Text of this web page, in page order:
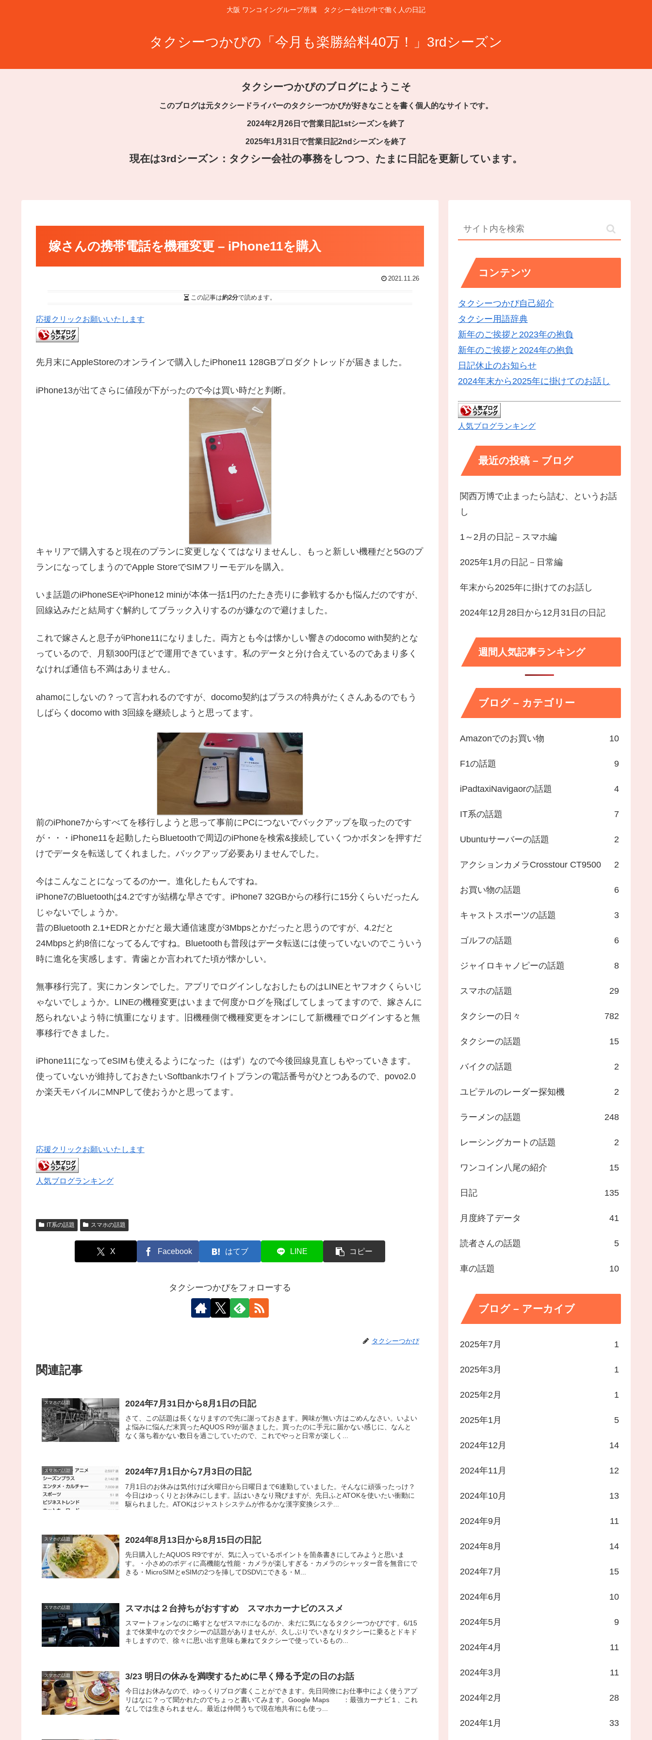
大阪 ワンコイングループ所属 タクシー会社の中で働く人の日記
タクシーつかぴの「今月も楽勝給料40万！」3rdシーズン
タクシーつかぴのブログにようこそ
このブログは元タクシードライバーのタクシーつかぴが好きなことを書く個人的なサイトです。
2024年2月26日で営業日記1stシーズンを終了
2025年1月31日で営業日記2ndシーズンを終了
現在は3rdシーズン：タクシー会社の事務をしつつ、たまに日記を更新しています。
嫁さんの携帯電話を機種変更 – iPhone11を購入
2021.11.26
この記事は約2分で読めます。
応援クリックお願いいたします
先月末にAppleStoreのオンラインで購入したiPhone11 128GBプロダクトレッドが届きました。
iPhone13が出てさらに値段が下がったので今は買い時だと判断。
キャリアで購入すると現在のプランに変更しなくてはなりませんし、もっと新しい機種だと5Gのプ
ランになってしまうのでApple StoreでSIMフリーモデルを購入。
いま話題のiPhoneSEやiPhone12 miniが本体一括1円のたたき売りに参戦するかも悩んだのですが、
回線込みだと結局すぐ解約してブラック入りするのが嫌なので避けました。
これで嫁さんと息子がiPhone11になりました。両方とも今は懐かしい響きのdocomo with契約とな
っているので、月額300円ほどで運用できています。私のデータと分け合えているのであまり多く
なければ通信も不満はありません。
ahamoにしないの？って言われるのですが、docomo契約はプラスの特典がたくさんあるのでもう
しばらくdocomo with 3回線を継続しようと思ってます。
前のiPhone7からすべてを移行しようと思って事前にPCにつないでバックアップを取ったのです
が・・・iPhone11を起動したらBluetoothで周辺のiPhoneを検索&接続していくつかボタンを押すだ
けでデータを転送してくれました。バックアップ必要ありませんでした。
今はこんなことになってるのかー。進化したもんですね。
iPhone7のBluetoothは4.2ですが結構な早さです。iPhone7 32GBからの移行に15分くらいだったん
じゃないでしょうか。
昔のBluetooth 2.1+EDRとかだと最大通信速度が3Mbpsとかだったと思うのですが、4.2だと
24Mbpsと約8倍になってるんですね。Bluetoothも普段はデータ転送には使っていないのでこういう
時に進化を実感します。青歯とか言われてた頃が懐かしい。
無事移行完了。実にカンタンでした。アプリでログインしなおしたものはLINEとヤフオクくらいじ
ゃないでしょうか。LINEの機種変更はいままで何度かログを飛ばしてしまってますので、嫁さんに
怒られないよう特に慎重になります。旧機種側で機種変更をオンにして新機種でログインすると無
事移行できました。
iPhone11になってeSIMも使えるようになった（はず）なので今後回線見直しもやっていきます。
使っていないが維持しておきたいSoftbankホワイトプランの電話番号がひとつあるので、povo2.0
か楽天モバイルにMNPして使おうかと思ってます。
応援クリックお願いいたします
人気ブログランキング
IT系の話題 スマホの話題
X Facebook はてブ LINE コピー
タクシーつかぴをフォローする
タクシーつかぴ
関連記事
スマホの話題 2024年7月31日から8月1日の日記
さて、この話題は長くなりますので先に謝っておきます。興味が無い方はごめんなさい。いよい
よ悩みに悩んだ末買ったAQUOS R9が届きました。買ったのに手元に届かない感じに、なんと
なく落ち着かない数日を過ごしていたので、これでやっと日常が楽しく...
スマホの話題 2024年7月1日から7月3日の日記
7月1日のお休みは気付けば火曜日から日曜日まで6連勤していました。そんなに頑張ったっけ？
今日はゆっくりとお休みにします。話はいきなり飛びますが、先日ふとATOKを使いたい衝動に
駆られました。ATOKはジャストシステムが作るかな漢字変換システ...
スマホの話題 2024年8月13日から8月15日の日記
先日購入したAQUOS R9ですが、気に入っているポイントを箇条書きにしてみようと思いま
す。・小さめのボディに高機能な性能・カメラが楽しすぎる・カメラのシャッター音を無音にで
きる・MicroSIMとeSIMの2つを挿してDSDVにできる・M...
スマホの話題 スマホは２台持ちがおすすめ スマホカーナビのススメ
スマートフォンなのに略すとなぜスマホになるのか、未だに気になるタクシーつかぴです。6/15
まで休業中なのでタクシーの話題がありませんが、久しぶりでいきなりタクシーに乗るとドキド
キしますので、徐々に思い出す意味も兼ねてタクシーで使っているもの...
スマホの話題 3/23 明日の休みを満喫するために早く帰る予定の日のお話
今日はお休みなので、ゆっくりブログ書くことができます。先日同僚にお仕事中によく使うアプ
リはなに？って聞かれたのでちょっと書いてみます。Google Maps ：最強カーナビ１、これ
なしでは生きられません。最近は仲間うちで現在地共有にも使っ...
コンテンツ
タクシーつかぴ自己紹介
タクシー用語辞典
新年のご挨拶と2023年の抱負
新年のご挨拶と2024年の抱負
日記休止のお知らせ
2024年末から2025年に掛けてのお話し
人気ブログランキング
最近の投稿 – ブログ
関西万博で止まったら詰む、というお話
し
1～2月の日記－スマホ編
2025年1月の日記－日常編
年末から2025年に掛けてのお話し
2024年12月28日から12月31日の日記
週間人気記事ランキング
ブログ – カテゴリー
Amazonでのお買い物 10
F1の話題 9
iPadtaxiNavigaorの話題 4
IT系の話題 7
Ubuntuサーバーの話題 2
アクションカメラCrosstour CT9500 2
お買い物の話題 6
キャストスポーツの話題 3
ゴルフの話題 6
ジャイロキャノピーの話題 8
スマホの話題 29
タクシーの日々 782
タクシーの話題 15
バイクの話題 2
ユピテルのレーダー探知機 2
ラーメンの話題 248
レーシングカートの話題 2
ワンコイン八尾の紹介 15
日記 135
月度終了データ 41
読者さんの話題 5
車の話題 10
ブログ – アーカイブ
2025年7月 1
2025年3月 1
2025年2月 1
2025年1月 5
2024年12月 14
2024年11月 12
2024年10月 13
2024年9月 11
2024年8月 14
2024年7月 15
2024年6月 10
2024年5月 9
2024年4月 11
2024年3月 11
2024年2月 28
2024年1月 33